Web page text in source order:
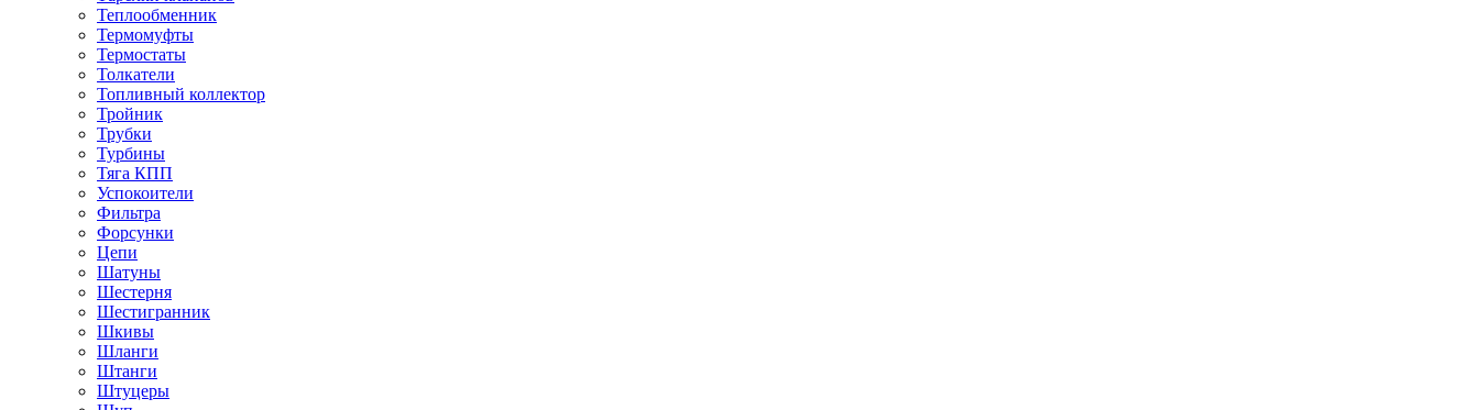
Теплообменник
Термомуфты
Термостаты
Толкатели
Топливный коллектор
Тройник
Трубки
Турбины
Тяга КПП
Успокоители
Фильтра
Форсунки
Цепи
Шатуны
Шестерня
Шестигранник
Шкивы
Шланги
Штанги
Штуцеры